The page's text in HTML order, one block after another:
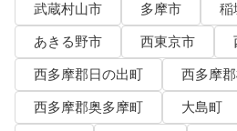
武蔵村山市
多摩市 稲
あきる野市
西東京市
西多摩郡日の出町
西多摩
西多摩郡奥多摩町
大島町